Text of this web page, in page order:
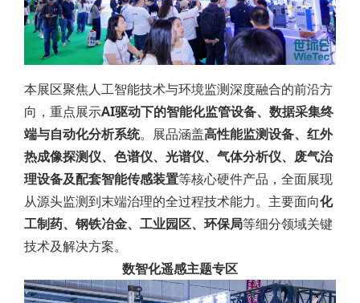
本展区聚焦人工智能技术与环境监测深度融合的前沿方
向，重点展示AI驱动下的智能化监管设备、数据采集终
端与自动化分析系统。展品涵盖高性能监测设备、红外
热成像探测仪、色谱仪、光谱仪、气体分析仪、废气治
理设备及配套智能传感装置等核心硬件产品，全面展现
从源头监测到末端治理的全过程技术能力。主要面向化
工制药、钢铁冶金、工业园区、环保局等细分领域关键
技术及解决方案。
数智化遥感主题专区